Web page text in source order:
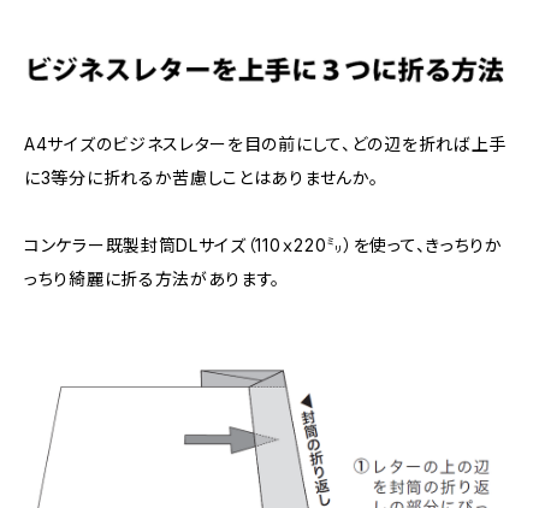
A4サイズのビジネスレターを目の前にして、どの辺を折れば上手
に3等分に折れるか苦慮しことはありませんか。
コンケラー既製封筒DLサイズ（110ｘ220㍉）を使って、きっちりか
っちり綺麗に折る方法があります。